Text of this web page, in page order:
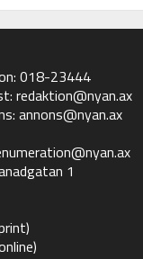
018-23444
redaktion@nyan.ax
annons@nyan.ax
1